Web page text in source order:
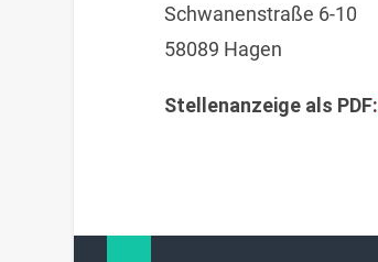
Schwanenstraße 6-10
58089 Hagen
Stellenanzeige als PDF: